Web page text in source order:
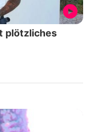
plötzliches